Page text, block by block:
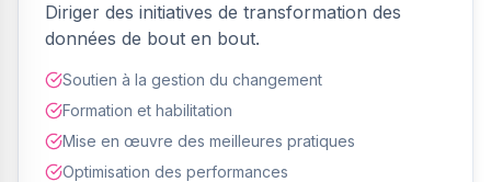
Diriger des initiatives de transformation des
données de bout en bout.
Soutien à la gestion du changement
Formation et habilitation
Mise en œuvre des meilleures pratiques
Optimisation des performances